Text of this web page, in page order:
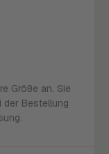
Größe an. Sie
der Bestellung